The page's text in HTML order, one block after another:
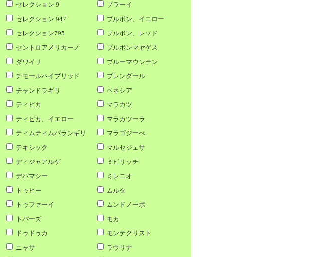
セレクション 9
ブラーイ
セレクション 947
ブルボン、イエロー
セレクション795
ブルボン、レッド
セントロアメリカーノ
ブルボンマヤゲス
ダワイリ
ブルーマウンテン
チモールハイブリッド
ブレンダール
チャンドラギリ
ベネシア
ティピカ
マラカツ
ティピカ、イエロー
マラカツーラ
ティムティムバランギリ
マラゴジーぺ
テキシック
マルセジェサ
ディジャアルゲ
ミビリッチ
デバマシー
ミレニオ
トゥピー
ムルタ
トゥファーイ
ムンドノーボ
トパーズ
モカ
ドゥドゥカ
モンテクリスト
ニャサ
ラウリナ